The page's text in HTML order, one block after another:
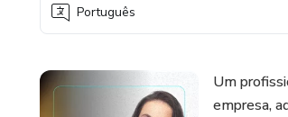
Português
Um
empresa,